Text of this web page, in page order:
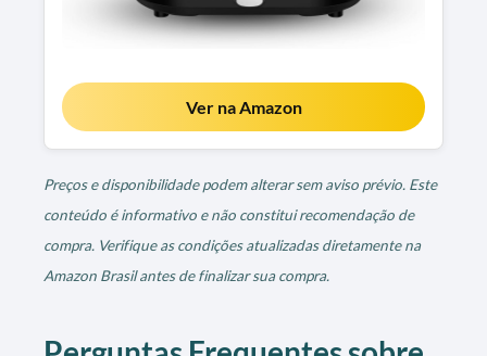
Ver na Amazon
Preços e disponibilidade podem alterar sem aviso prévio. Este
conteúdo é informativo e não constitui recomendação de
compra. Verifique as condições atualizadas diretamente na
Amazon Brasil antes de finalizar sua compra.